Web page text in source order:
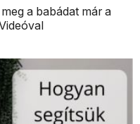
a babádat már a